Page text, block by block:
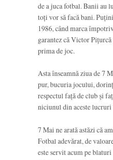
de a juca fotbal. Banii au
toți vor să facă bani.
1986, când marca
garantez că Victor
prima de joc.
Asta înseamnă ziua de 7
pur, bucuria jocului,
respectul față de club și
niciunul din aceste
7 Mai ne arată astăzi că
Fotbal adevărat, de
este servit acum pe